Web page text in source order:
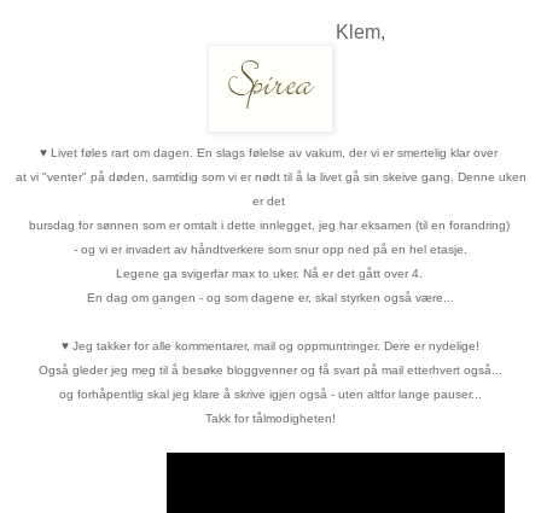
Klem,
♥ Livet føles rart om dagen. En slags følelse av vakum, der vi er smertelig klar over
at vi "venter" på døden, samtidig som vi er nødt til å la livet gå sin skeive gang. Denne uken
er det
bursdag for sønnen som er omtalt i dette innlegget, jeg har eksamen (til en forandring)
- og vi er invadert av håndtverkere som snur opp ned på en hel etasje.
Legene ga svigerfar max to uker. Nå er det gått over 4.
En dag om gangen - og som dagene er, skal styrken også være...
♥ Jeg takker for alle kommentarer, mail og oppmuntringer. Dere er nydelige!
Også gleder jeg meg til å besøke bloggvenner og få svart på mail etterhvert også...
og forhåpentlig skal jeg klare å skrive igjen også - uten altfor lange pauser...
Takk for tålmodigheten!